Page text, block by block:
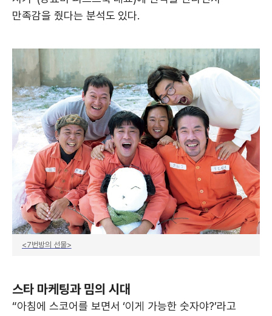
만족감을 줬다는 분석도 있다.
<7번방의 선물>
스타 마케팅과 밈의 시대
“아침에 스코어를 보면서 ‘이게 가능한 숫자야?’라고